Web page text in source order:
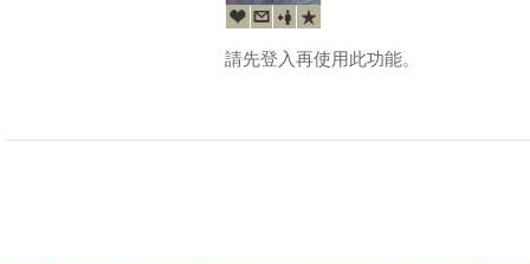
請先登入再使用此功能。